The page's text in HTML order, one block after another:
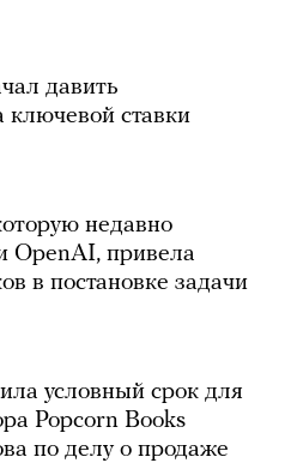
давить
ключевой ставки
недавно
OpenAI, привела
в постановке задачи
условный срок для
Popcorn Books
по делу о продаже